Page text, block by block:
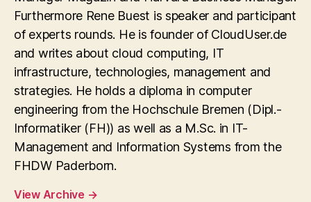
Furthermore Rene Buest is speaker and participant
of experts rounds. He is founder of CloudUser.de
and writes about cloud computing, IT
infrastructure, technologies, management and
strategies. He holds a diploma in computer
engineering from the Hochschule Bremen (Dipl.-
Informatiker (FH)) as well as a M.Sc. in IT-
Management and Information Systems from the
FHDW Paderborn.
View Archive →